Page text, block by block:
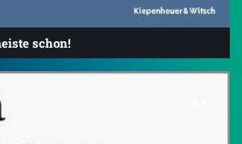
schon!